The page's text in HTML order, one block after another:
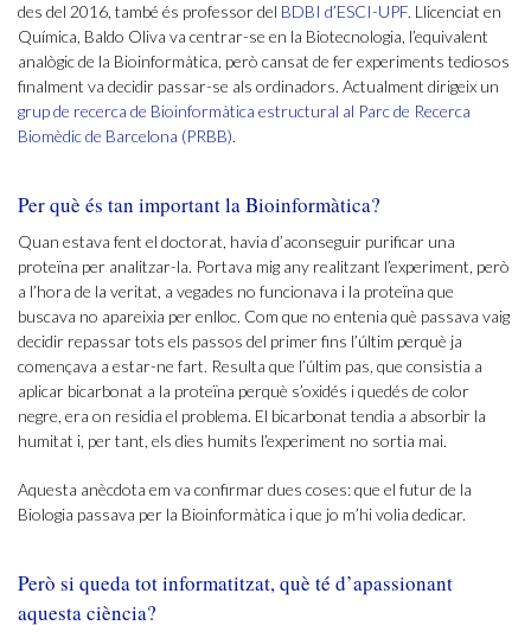
des del 2016, també és professor del BDBI d’ESCI-UPF. Llicenciat en
Química, Baldo Oliva va centrar-se en la Biotecnologia, l’equivalent
analògic de la Bioinformàtica, però cansat de fer experiments tediosos
finalment va decidir passar-se als ordinadors. Actualment dirigeix un
grup de recerca de Bioinformàtica estructural al Parc de Recerca
Biomèdic de Barcelona (PRBB).
Per què és tan important la Bioinformàtica?
Quan estava fent el doctorat, havia d’aconseguir purificar una
proteïna per analitzar-la. Portava mig any realitzant l’experiment, però
a l’hora de la veritat, a vegades no funcionava i la proteïna que
buscava no apareixia per enlloc. Com que no entenia què passava vaig
decidir repassar tots els passos del primer fins l’últim perquè ja
començava a estar-ne fart. Resulta que l’últim pas, que consistia a
aplicar bicarbonat a la proteïna perquè s’oxidés i quedés de color
negre, era on residia el problema. El bicarbonat tendia a absorbir la
humitat i, per tant, els dies humits l’experiment no sortia mai.
Aquesta anècdota em va confirmar dues coses: que el futur de la
Biologia passava per la Bioinformàtica i que jo m’hi volia dedicar.
Però si queda tot informatitzat, què té d’apassionant
aquesta ciència?